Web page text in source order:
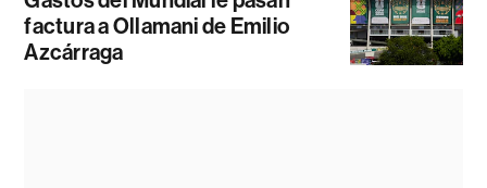
factura a Ollamani de Emilio
Azcárraga